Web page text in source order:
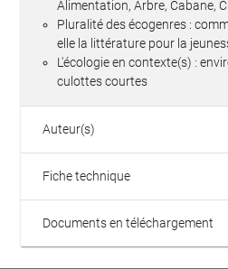
Alimentation, Arbre, Cabane,
Pluralité des écogenres :
elle la littérature pour la
L'écologie en contexte(s) :
culottes courtes
Auteur(s)
Fiche technique
Documents en téléchargement